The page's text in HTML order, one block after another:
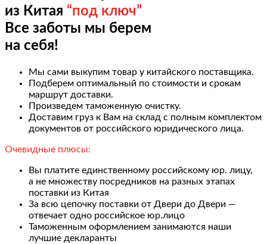
из Китая “под ключ”
Все заботы мы берем
на себя!
Мы сами выкупим товар у китайского поставщика.
Подберем оптимальный по стоимости и срокам
маршрут доставки.
Произведем таможенную очистку.
Доставим груз к Вам на склад с полным комплектом
документов от российского юридического лица.
Очевидные плюсы:
Вы платите единственному российскому юр. лицу,
а не множеству посредников на разных этапах
поставки из Китая
За всю цепочку поставки от Двери до Двери —
отвечает одно российское юр.лицо
Таможенным оформлением занимаются наши
лучшие декларанты